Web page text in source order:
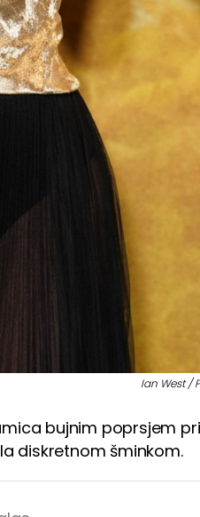
Ian West /
bujnim poprsjem
diskretnom šminkom.